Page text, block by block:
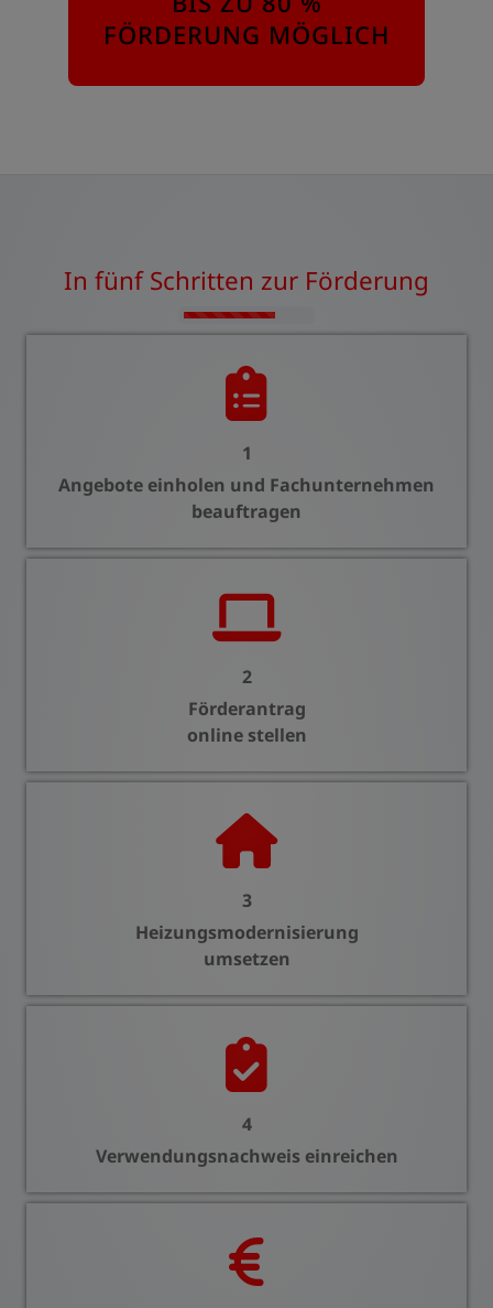
FÖRDERUNG MÖGLICH
In fünf Schritten zur Förderung
1
Angebote einholen und Fachunternehmen
beauftragen
2
Förderantrag
online stellen
3
Heizungsmodernisierung
umsetzen
4
Verwendungsnachweis einreichen